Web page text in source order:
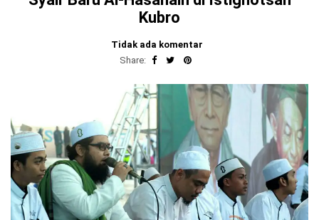
Kubro
Tidak ada komentar
Share: